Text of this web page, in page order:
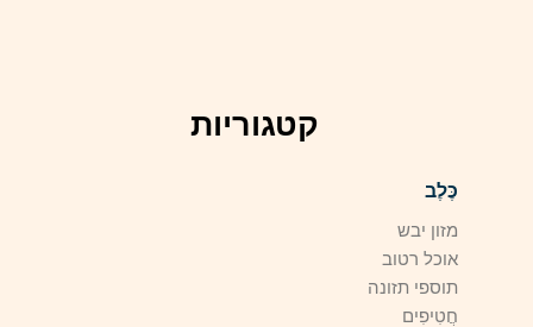
קטגוריות
כֶּלֶב
מזון יבש
אוכל רטוב
תוספי תזונה
חֲטִיפִים